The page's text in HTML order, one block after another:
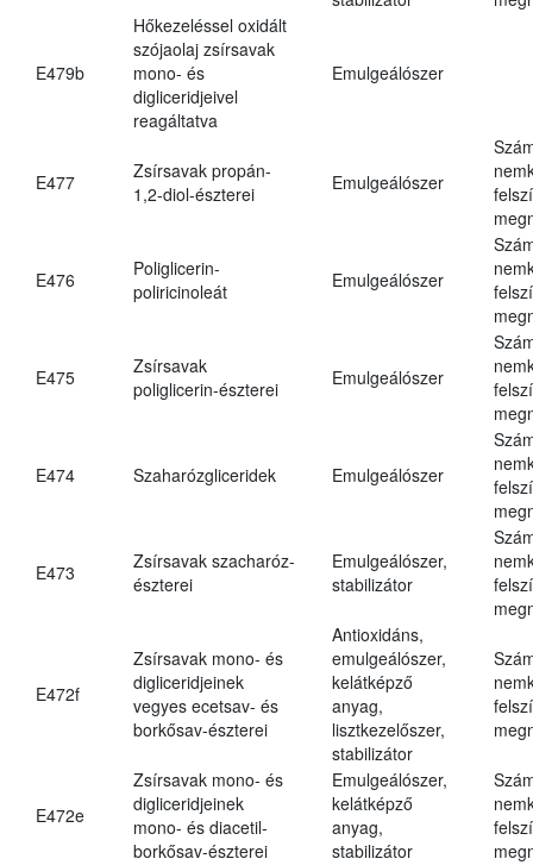
E479b
Hőkezeléssel oxidált
szójaolaj zsírsavak
mono- és
digliceridjeivel
reagáltatva
Emulgeálószer
E477
Zsírsavak propán-
1,2-diol-észterei
Emulgeálószer
E476
Poliglicerin-
poliricinoleát
Emulgeálószer
E475
Zsírsavak
poliglicerin-észterei
Emulgeálószer
E474 Szaharózgliceridek Emulgeálószer
E473
Zsírsavak szacharóz-
észterei
Emulgeálószer,
stabilizátor
E472f
Zsírsavak mono- és
digliceridjeinek
vegyes ecetsav- és
borkősav-észterei
Antioxidáns,
emulgeálószer,
kelátképző
anyag,
lisztkezelőszer,
stabilizátor
E472e
Zsírsavak mono- és
digliceridjeinek
mono- és diacetil-
borkősav-észterei
Emulgeálószer,
kelátképző
anyag,
stabilizátor